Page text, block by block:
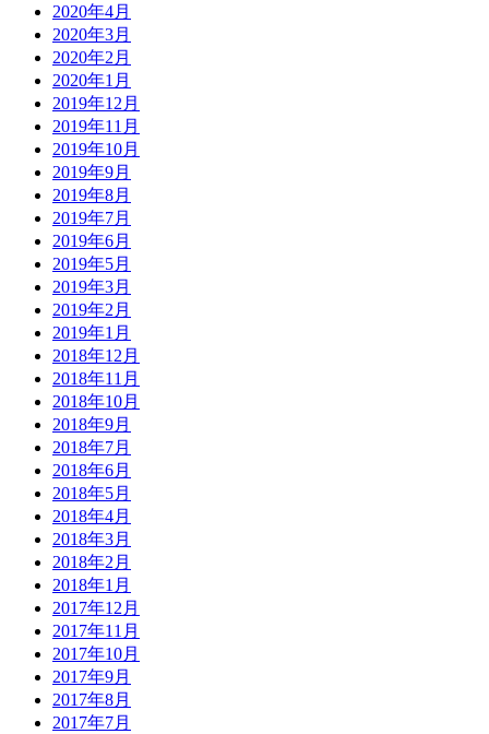
2020年4月
2020年3月
2020年2月
2020年1月
2019年12月
2019年11月
2019年10月
2019年9月
2019年8月
2019年7月
2019年6月
2019年5月
2019年3月
2019年2月
2019年1月
2018年12月
2018年11月
2018年10月
2018年9月
2018年7月
2018年6月
2018年5月
2018年4月
2018年3月
2018年2月
2018年1月
2017年12月
2017年11月
2017年10月
2017年9月
2017年8月
2017年7月